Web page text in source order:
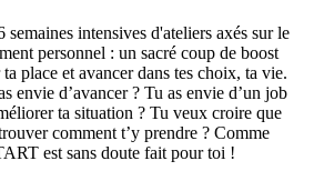
semaines intensives d'ateliers axés sur le
personnel : un sacré coup de boost
place et avancer dans tes choix, ta vie.
envie d’avancer ? Tu as envie d’un job
ta situation ? Tu veux croire que
comment t’y prendre ? Comme
est sans doute fait pour toi !